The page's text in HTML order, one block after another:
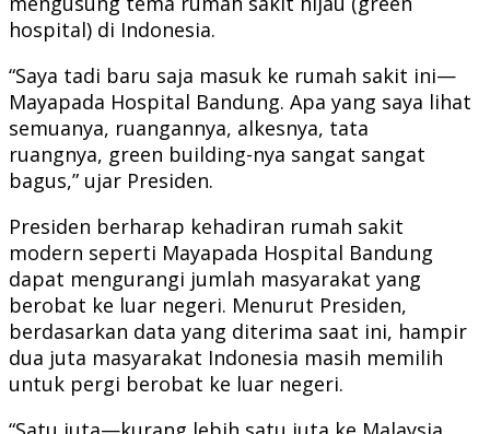
hospital) di Indonesia.
“Saya tadi baru saja masuk ke rumah sakit ini—
Mayapada Hospital Bandung. Apa yang saya lihat
semuanya, ruangannya, alkesnya, tata
ruangnya, green building-nya sangat sangat
bagus,” ujar Presiden.
Presiden berharap kehadiran rumah sakit
modern seperti Mayapada Hospital Bandung
dapat mengurangi jumlah masyarakat yang
berobat ke luar negeri. Menurut Presiden,
berdasarkan data yang diterima saat ini, hampir
dua juta masyarakat Indonesia masih memilih
untuk pergi berobat ke luar negeri.